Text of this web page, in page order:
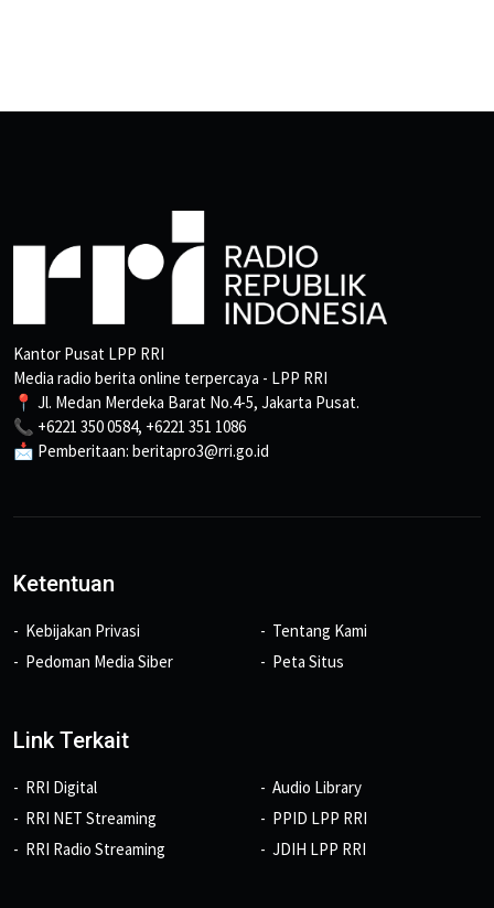
Kantor Pusat LPP RRI
Media radio berita online terpercaya - LPP RRI
📍 Jl. Medan Merdeka Barat No.4-5, Jakarta Pusat.
📞 +6221 350 0584, +6221 351 1086
📩 Pemberitaan: beritapro3@rri.go.id
Ketentuan
Kebijakan Privasi
Pedoman Media Siber
Tentang Kami
Peta Situs
Link Terkait
RRI Digital
RRI NET Streaming
RRI Radio Streaming
Audio Library
PPID LPP RRI
JDIH LPP RRI